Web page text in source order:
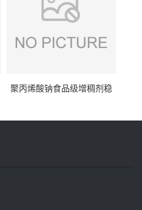
聚丙烯酸钠食品级增稠剂稳